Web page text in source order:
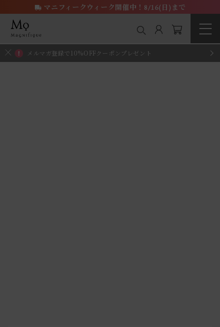
メルマガ登録で10%OFFクーポンプレゼント
マニフィークウィーク開催中！8/16(日)まで